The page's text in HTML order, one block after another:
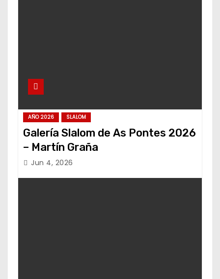
AÑO 2026 SLALOM
Galería Slalom de As Pontes 2026
– Martín Graña
Jun 4, 2026